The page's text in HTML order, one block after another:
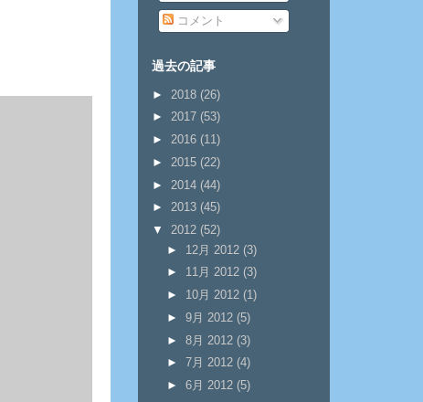
コメント
過去の記事
► 2018 (26)
► 2017 (53)
► 2016 (11)
► 2015 (22)
► 2014 (44)
► 2013 (45)
▼ 2012 (52)
► 12月 2012 (3)
► 11月 2012 (3)
► 10月 2012 (1)
► 9月 2012 (5)
► 8月 2012 (3)
► 7月 2012 (4)
► 6月 2012 (5)